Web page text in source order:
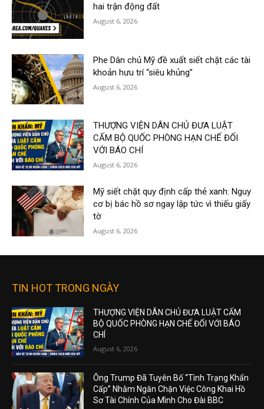
hai trận động đất
August 6, 2026
Phe Dân chủ Mỹ đề xuất siết chặt các tài
khoản hưu trí “siêu khủng”
August 6, 2026
THƯỢNG VIỆN DÂN CHỦ ĐƯA LUẬT
CẤM BỘ QUỐC PHÒNG HẠN CHẾ ĐỐI
VỚI BÁO CHÍ
August 6, 2026
Mỹ siết chặt quy định cấp thẻ xanh: Nguy
cơ bị bác hồ sơ ngay lập tức vì thiếu giấy
tờ
August 6, 2026
TIN HOT TRONG NGÀY
THƯỢNG VIỆN DÂN CHỦ ĐƯA LUẬT CẤM
BỘ QUỐC PHÒNG HẠN CHẾ ĐỐI VỚI BÁO
CHÍ
August 6, 2026
Ông Trump Đã Tuyên Bố “Tình Trạng Khẩn
Cấp” Nhằm Ngăn Chặn Việc Công Khai Hồ
Sơ Tài Chính Của Mình Cho Đài BBC